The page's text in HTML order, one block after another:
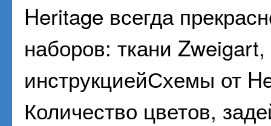
Heritage всегда
наборов: ткани
инструкциейСхемы от
Количество цветов,